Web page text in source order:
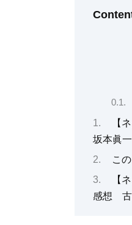
【
坂本眞一
こ
【
感想 古